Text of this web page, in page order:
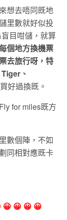
想去唔同既地
里數就好似投
目咁儲，就算
個地方換機票
去旅行呀，特
、
好過換既。
for miles既方
數個陣，不如
同相對應既卡
😀 😀 😀 😀